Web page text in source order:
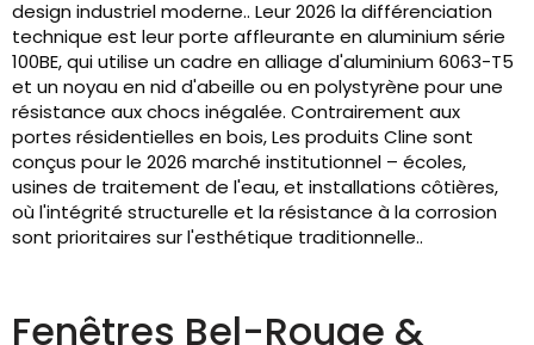
design industriel moderne.. Leur 2026 la différenciation
technique est leur porte affleurante en aluminium série
100BE, qui utilise un cadre en alliage d'aluminium 6063-T5
et un noyau en nid d'abeille ou en polystyrène pour une
résistance aux chocs inégalée. Contrairement aux
portes résidentielles en bois, Les produits Cline sont
conçus pour le 2026 marché institutionnel – écoles,
usines de traitement de l'eau, et installations côtières,
où l'intégrité structurelle et la résistance à la corrosion
sont prioritaires sur l'esthétique traditionnelle..
Fenêtres Bel-Rouge &